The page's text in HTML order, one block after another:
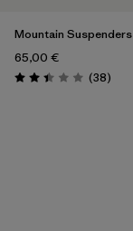
Mountain Suspenders
65,00 €
Évaluation: 2.4 / 5
(38Avis
)